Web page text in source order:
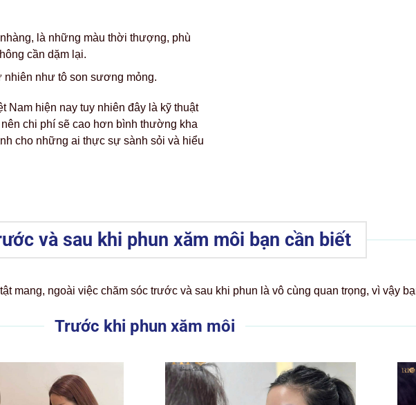
là những màu thời thượng, phù
cần dặm lại.
nhiên như tô son sương mỏng.
Nam hiện nay tuy nhiên đây là kỹ thuật
chi phí sẽ cao hơn bình thường kha
cho những ai thực sự sành sỏi và hiểu
và sau khi phun xăm môi bạn cần biết
mang, ngoài việc chăm sóc trước và sau khi phun là vô cùng quan trọng, vì vậy
Trước khi phun xăm môi